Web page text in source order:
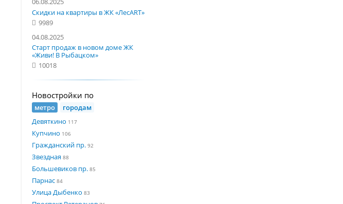
Скидки на квартиры в ЖК «ЛесART»
9989
04.08.2025
Старт продаж в новом доме ЖК
«Живи! В Рыбацком»
10018
Новостройки по
метро
городам
Девяткино 117
Купчино 106
Гражданский пр. 92
Звездная 88
Большевиков пр. 85
Парнас 84
Улица Дыбенко 83